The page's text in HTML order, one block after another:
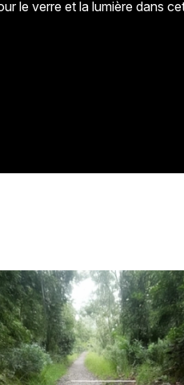
Histoires Pêche
le verre et la lumière dans